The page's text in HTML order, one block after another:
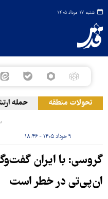
شنبه ۱۷ مرداد ۱۴۰۵
تحولات منطقه حمله
۹ خرداد ۱۴۰۵ - ۱۸:۴۶
گروسی: با ایران
ان‌پی‌تی در خطر است